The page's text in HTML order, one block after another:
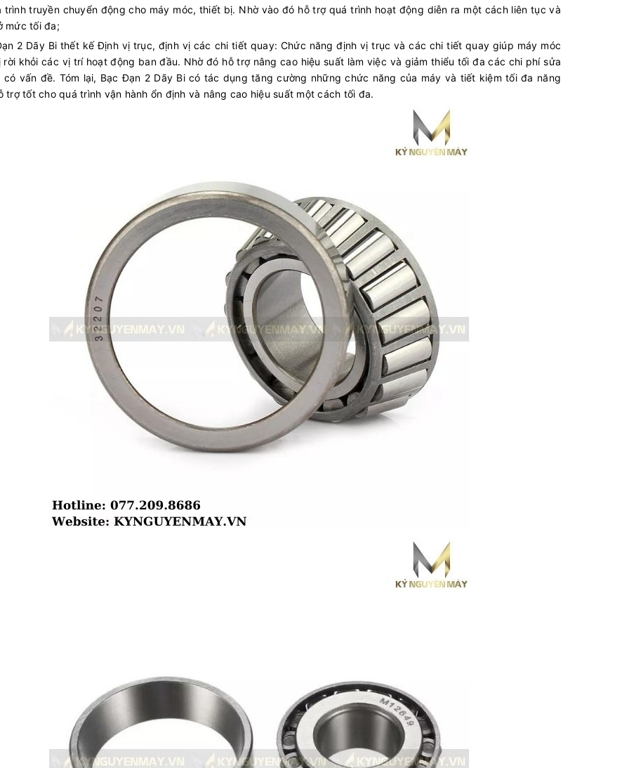
trình truyền chuyển động cho máy móc, thiết bị. Nhờ vào đó hỗ trợ quá trình hoạt động diễn ra một cách liên tục và
mức tối đa;
2 Dãy Bi thết kế Định vị trục, định vị các chi tiết quay: Chức năng định vị trục và các chi tiết quay giúp máy móc
rời khỏi các vị trí hoạt động ban đầu. Nhờ đó hỗ trợ nâng cao hiệu suất làm việc và giảm thiểu tối đa các chi phí sửa
có vấn đề. Tóm lại, Bạc Đạn 2 Dãy Bi có tác dụng tăng cường những chức năng của máy và tiết kiệm tối đa năng
trợ tốt cho quá trình vận hành ổn định và nâng cao hiệu suất một cách tối đa.